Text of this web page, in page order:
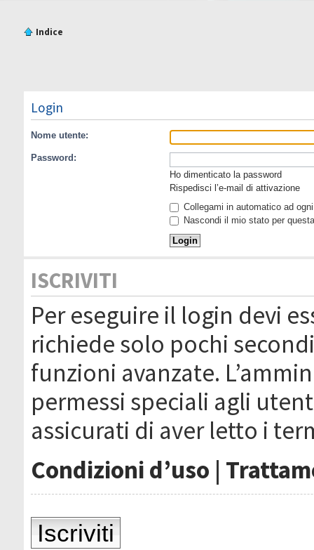
Indice
Login
Nome utente:
Password:
Ho dimenticato la password
Rispedisci l’e-mail di attivazione
Collegami in automatico ad
Nascondi il mio stato per
ISCRIVITI
Per eseguire il login devi
richiede solo pochi
funzioni avanzate.
permessi speciali agli
assicurati di aver letto i
Condizioni d’uso |
Iscriviti